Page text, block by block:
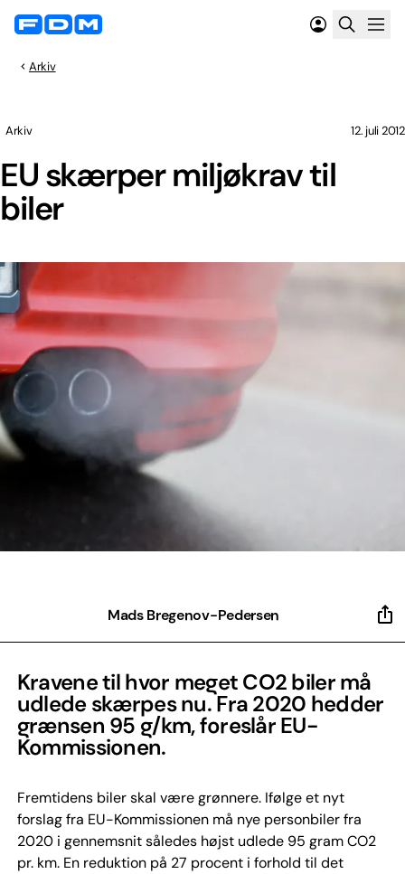
Arkiv
EU skærper miljøkrav til
biler
Arkiv 12. juli 2012
Mads Bregenov-Pedersen
Kravene til hvor meget CO2 biler må
udlede skærpes nu. Fra 2020 hedder
grænsen 95 g/km, foreslår EU-
Kommissionen.
Fremtidens biler skal være grønnere. Ifølge et nyt
forslag fra EU-Kommissionen må nye personbiler fra
2020 i gennemsnit således højst udlede 95 gram CO2
pr. km. En reduktion på 27 procent i forhold til det